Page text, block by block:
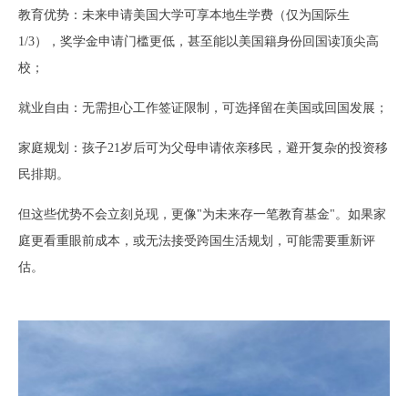
教育优势：未来申请美国大学可享本地生学费（仅为国际生
1/3），奖学金申请门槛更低，甚至能以美国籍身份回国读顶尖高
校；
就业自由：无需担心工作签证限制，可选择留在美国或回国发展；
家庭规划：孩子21岁后可为父母申请依亲移民，避开复杂的投资移
民排期。
但这些优势不会立刻兑现，更像"为未来存一笔教育基金"。如果家
庭更看重眼前成本，或无法接受跨国生活规划，可能需要重新评
估。